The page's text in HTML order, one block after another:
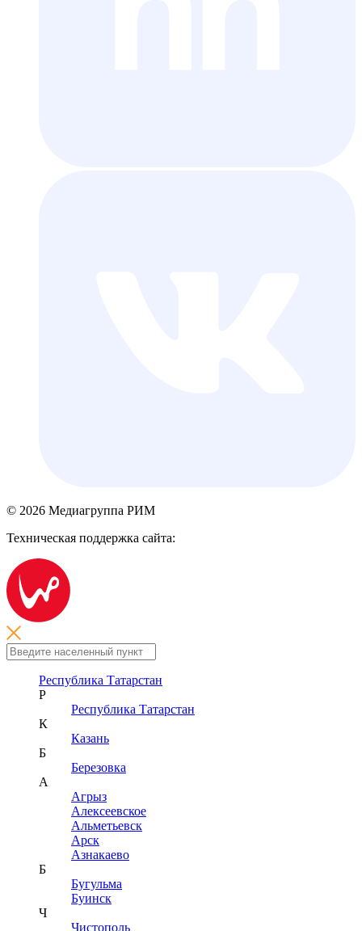
© 2026 Медиагруппа РИМ
Техническая поддержка сайта:
Республика Татарстан
Р
Республика Татарстан
К
Казань
Б
Березовка
А
Агрыз
Алексеевское
Альметьевск
Арск
Азнакаево
Б
Бугульма
Буинск
Ч
Чистополь